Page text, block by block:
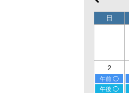
日
2
午前 ◯
午後 ◯